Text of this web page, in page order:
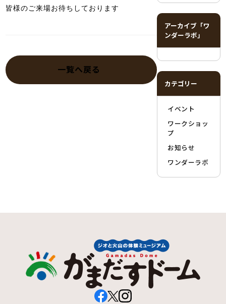
皆様のご来場お待ちしております
一覧へ戻る
アーカイブ「ワ
ンダーラボ」
カテゴリー
イベント
ワークショッ
プ
お知らせ
ワンダーラボ